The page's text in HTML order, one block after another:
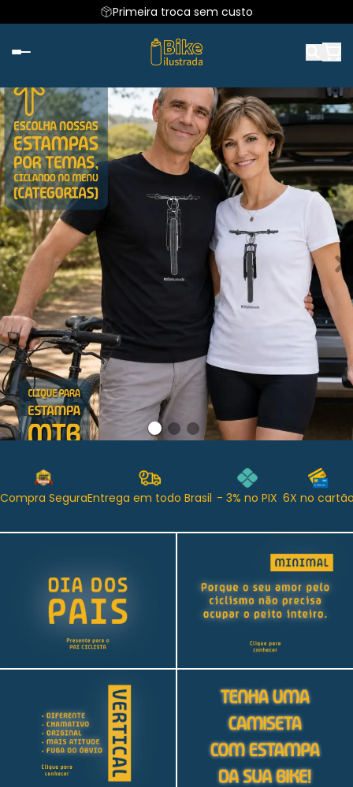
Primeira troca sem custo
Compra SeguraEntrega em todo Brasil - 3% no PIX 6X no